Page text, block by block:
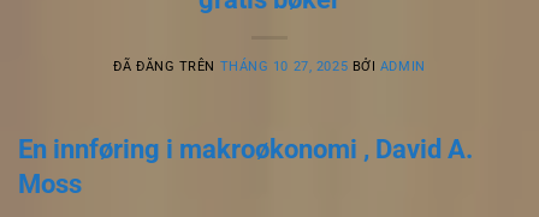
ĐÃ ĐĂNG TRÊN THÁNG 10 27, 2025 BỞI ADMIN
En innføring i makroøkonomi , David A.
Moss